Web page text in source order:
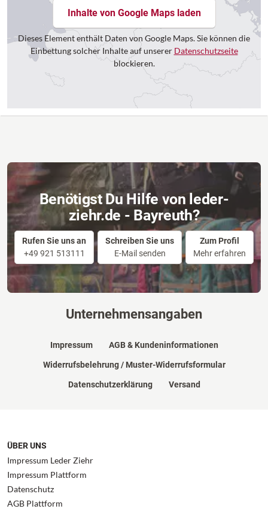
Inhalte von Google Maps laden
Dieses Element enthält Daten von Google Maps. Sie können die
Einbettung solcher Inhalte auf unserer Datenschutzseite
blockieren.
Benötigst Du Hilfe von leder-
ziehr.de - Bayreuth?
Rufen Sie uns an
+49 921 513111
Schreiben Sie uns
E-Mail senden
Zum Profil
Mehr erfahren
Unternehmensangaben
Impressum AGB & Kundeninformationen
Widerrufsbelehrung / Muster-Widerrufsformular
Datenschutzerklärung Versand
ÜBER UNS
Impressum Leder Ziehr
Impressum Plattform
Datenschutz
AGB Plattform